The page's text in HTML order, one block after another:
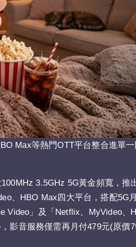
Max等熱門OTT平台整合進單
3.5GHz 5G黃金頻寬，推
、HBO Max四大平台，搭配5G
Video」及「Netflix、MyVideo、
影音服務僅需再月付479元(原價